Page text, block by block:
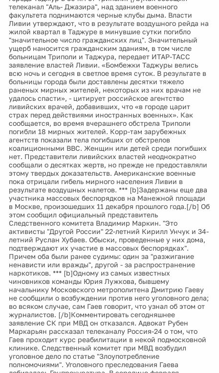
телеканал "Аль- Джазира", над зданием военного
факультета поднимаются черные клубы дыма. Власти
Ливии утверждают, что в результате воздушного рейда на
жилой квартал в Таджуре в минувшие сутки погибло
"значительное число гражданских лиц". Значительный
ущерб наносится гражданским зданиям, в том числе
больницам Триполи и Таджура, передает ИТАР-ТАСС
заявление властей Ливии. «Бомбежки Таджуры велись
всю ночь и сегодня в светлое время суток. В результате в
больницы города были доставлены десятки тяжело
раненых мирных жителей, некоторых из них врачам не
удалось спасти», - цитирует российское агентство
ливийских врачей, добавивших, что «в городе царит
страх перед действиями иностранных военных». Как
сообщается, во время вчерашнего обстрела Триполи
погибли 18 мирных жителей. Корр-там зарубежных
агентств показали тела погибших от обстрелов
коалиционными ВВС. Женщин или детей среди погибших
нет. Представители ливийских властей неоднократно
сообщали о десятках жертв, но прежде не предоставляли
этому твердых доказательств. Американские военные
пока отрицали гибель мирного населения Ливии в
результате воздушных налетов. *** [b]Задержаны еще два
участника массовых беспорядков на Манежной площади
в Москве, произошедших 11 декабря прошлого года.[/b] Об
этом сообщил официальный представитель
Следственного комитета Владимир Маркин. "Это
активисты "Другой России" 22-летний Кирилл Унчук и 34-
летний Руслан Хубаев. Обыски, проведенные у них дома,
подтверждают их участие в массовых беспорядках".
Причем оба были ранее судимы: один за "разжигание
ненависти или вражды", другой - за распространение
наркотиков. *** [b]Одному из самых известных
чиновников команды Юрия Лужкова, бывшему
начальнику Московского метрополитена Дмитрию Гаеву
не сообщили о возбуждении против него уголовного дела;
во всяком случае, сам Гаев говорит, что узнал об этом от
журналистов. [/b]Комментировать сегодняшнее
заявление СК при МВД он отказался. Адвокат Рубен
Маркарьян рассказал телеканалу Россия-24 о том, что
Гаев проходит курс реабилитации в некой подмосковной
клинике. Следственный комитет при МВД возбудил
уголовное дело по статье "Злоупотребление
полномочиями". Уголовного преследования Гаева